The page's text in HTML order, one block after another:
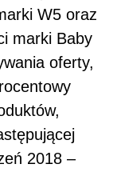
W5 oraz
marki Baby
oferty,
2018 –